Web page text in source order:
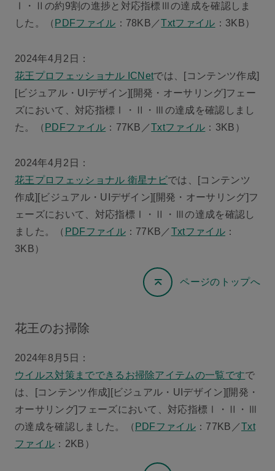
Ⅰ・Ⅱの約9割の進捗と対応指標Ⅲの達成を確認しま
した。（ PDFファイル ：78KB／Txtファイル ：3KB）
2024年4月2日：
花王プロフェッショナル ICNetでは、[コンテンツ作成]
[ビジュアル・UIデザイン][開発・オーサリング]フェー
ズにおいて、対応指標Ⅰ・Ⅱ・Ⅲの達成を確認しまし
た。（ PDFファイル ：77KB／Txtファイル ：3KB）
2024年4月2日：
花王プロフェッショナル 衛星ナビでは、[コンテンツ
作成][ビジュアル・UIデザイン][開発・オーサリング]フ
ェーズにおいて、対応指標Ⅰ・Ⅱ・Ⅲの達成を確認し
ました。（ PDFファイル：77KB／Txtファイル ：
3KB）
ページのトップへ
花王のお掃除
2024年8月5日：
ウイルス対策までできるお掃除アイテムの一覧ですで
は、[コンテンツ作成][ビジュアル・UIデザイン][開発・
オーサリング]フェーズにおいて、対応指標Ⅰ・Ⅱ・Ⅲ
の達成を確認しました。（ PDFファイル ：77KB／Txt
ファイル ：2KB）